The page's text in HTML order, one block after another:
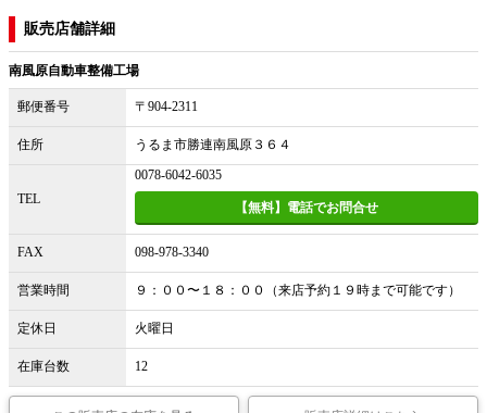
販売店舗詳細
南風原自動車整備工場
郵便番号 〒904-2311
住所 うるま市勝連南風原３６４
TEL
0078-6042-6035
【無料】電話でお問合せ
FAX 098-978-3340
営業時間 ９：００〜１８：００（来店予約１９時まで可能です）
定休日 火曜日
在庫台数 12